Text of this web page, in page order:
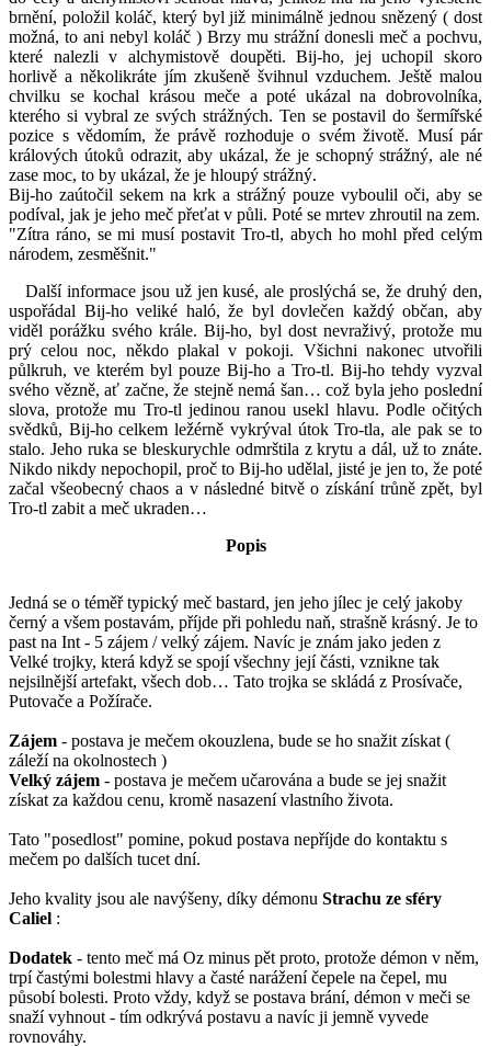
brnění, položil koláč, který byl již minimálně jednou snězený ( dost
možná, to ani nebyl koláč ) Brzy mu strážní donesli meč a pochvu,
které nalezli v alchymistově doupěti. Bij-ho, jej uchopil skoro
horlivě a několikráte jím zkušeně švihnul vzduchem. Ještě malou
chvilku se kochal krásou meče a poté ukázal na dobrovolníka,
kterého si vybral ze svých strážných. Ten se postavil do šermířské
pozice s vědomím, že právě rozhoduje o svém životě. Musí pár
králových útoků odrazit, aby ukázal, že je schopný strážný, ale né
zase moc, to by ukázal, že je hloupý strážný.
Bij-ho zaútočil sekem na krk a strážný pouze vyboulil oči, aby se
podíval, jak je jeho meč přeťat v půli. Poté se mrtev zhroutil na zem.
"Zítra ráno, se mi musí postavit Tro-tl, abych ho mohl před celým
národem, zesměšnit."
Další informace jsou už jen kusé, ale proslýchá se, že druhý den,
uspořádal Bij-ho veliké haló, že byl dovlečen každý občan, aby
viděl porážku svého krále. Bij-ho, byl dost nevraživý, protože mu
prý celou noc, někdo plakal v pokoji. Všichni nakonec utvořili
půlkruh, ve kterém byl pouze Bij-ho a Tro-tl. Bij-ho tehdy vyzval
svého vězně, ať začne, že stejně nemá šan… což byla jeho poslední
slova, protože mu Tro-tl jedinou ranou usekl hlavu. Podle očitých
svědků, Bij-ho celkem ležérně vykrýval útok Tro-tla, ale pak se to
stalo. Jeho ruka se bleskurychle odmrštila z krytu a dál, už to znáte.
Nikdo nikdy nepochopil, proč to Bij-ho udělal, jisté je jen to, že poté
začal všeobecný chaos a v následné bitvě o získání trůně zpět, byl
Tro-tl zabit a meč ukraden…
Popis
Jedná se o téměř typický meč bastard, jen jeho jílec je celý jakoby
černý a všem postavám, příjde při pohledu naň, strašně krásný. Je to
past na Int - 5 zájem / velký zájem. Navíc je znám jako jeden z
Velké trojky, která když se spojí všechny její části, vznikne tak
nejsilnější artefakt, všech dob… Tato trojka se skládá z Prosívače,
Putovače a Požírače.
Zájem - postava je mečem okouzlena, bude se ho snažit získat (
záleží na okolnostech )
Velký zájem - postava je mečem učarována a bude se jej snažit
získat za každou cenu, kromě nasazení vlastního života.
Tato "posedlost" pomine, pokud postava nepříjde do kontaktu s
mečem po dalších tucet dní.
Jeho kvality jsou ale navýšeny, díky démonu Strachu ze sféry
Caliel :
Dodatek - tento meč má Oz minus pět proto, protože démon v něm,
trpí častými bolestmi hlavy a časté narážení čepele na čepel, mu
působí bolesti. Proto vždy, když se postava brání, démon v meči se
snaží vyhnout - tím odkrývá postavu a navíc ji jemně vyvede
rovnováhy.